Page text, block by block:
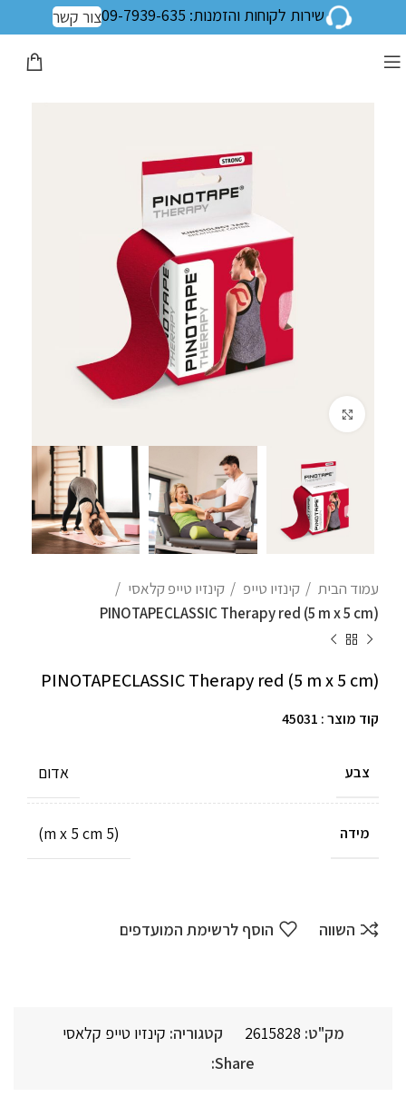
שירות לקוחות והזמנות: 09-7939-635 צור קשר
עמוד הבית קינזיו טייפ
קינזיו טייפ קלאסי
PINOTAPECLASSIC Therapy red (5 m x 5 cm)
PINOTAPECLASSIC Therapy red (5 m x 5 cm)
קוד מוצר : 45031
צבע אדום
מידה (5 m x 5 cm)
השווה הוסף לרשימת המועדפים
מק"ט: 2615828 קטגוריה: קינזיו טייפ קלאסי
Share: